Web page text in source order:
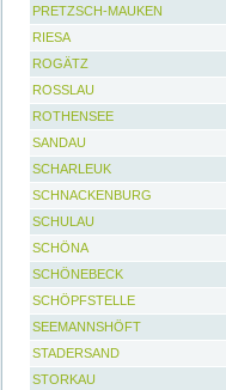
PRETZSCH-MAUKEN
RIESA
ROGÄTZ
ROSSLAU
ROTHENSEE
SANDAU
SCHARLEUK
SCHNACKENBURG
SCHULAU
SCHÖNA
SCHÖNEBECK
SCHÖPFSTELLE
SEEMANNSHÖFT
STADERSAND
STORKAU